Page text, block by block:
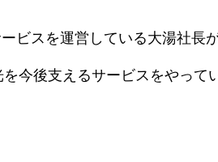
ビスを運営している大湯社長
を今後支えるサービスをやっ